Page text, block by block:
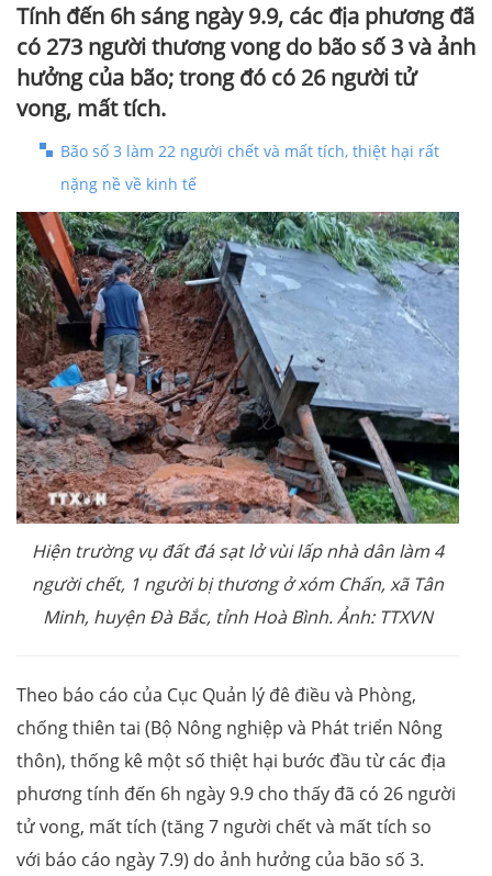
Tính đến 6h sáng ngày 9.9, các địa phương đã
có 273 người thương vong do bão số 3 và ảnh
hưởng của bão; trong đó có 26 người tử
vong, mất tích.
Bão số 3 làm 22 người chết và mất tích, thiệt hại rất
nặng nề về kinh tế
Hiện trường vụ đất đá sạt lở vùi lấp nhà dân làm 4
người chết, 1 người bị thương ở xóm Chấn, xã Tân
Minh, huyện Đà Bắc, tỉnh Hoà Bình. Ảnh: TTXVN
Theo báo cáo của Cục Quản lý đê điều và Phòng,
chống thiên tai (Bộ Nông nghiệp và Phát triển Nông
thôn), thống kê một số thiệt hại bước đầu từ các địa
phương tính đến 6h ngày 9.9 cho thấy đã có 26 người
tử vong, mất tích (tăng 7 người chết và mất tích so
với báo cáo ngày 7.9) do ảnh hưởng của bão số 3.